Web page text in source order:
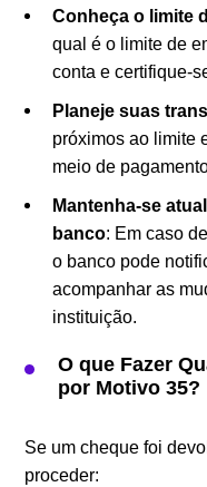
Conheça o limite
qual é o limite de
conta e certifique-
Planeje suas
próximos ao limite
meio de
Mantenha-se
banco: Em caso
o banco pode
acompanhar as
instituição.
O que Fazer
por Motivo 35?
Se um cheque foi
proceder: